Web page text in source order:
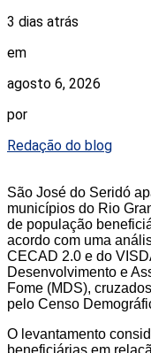
3 dias atrás
em
agosto 6, 2026
por
Redação do blog
São José do Seridó
municípios do Rio
de população
acordo com uma
CECAD 2.0 e do
Desenvolvimento e
Fome (MDS),
pelo Censo
O levantamento
beneficiárias em